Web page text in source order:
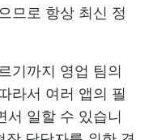
므로 항상 최신 정
기까지 영업 팀의
라서 여러 앱의 필
서 일할 수 있습니